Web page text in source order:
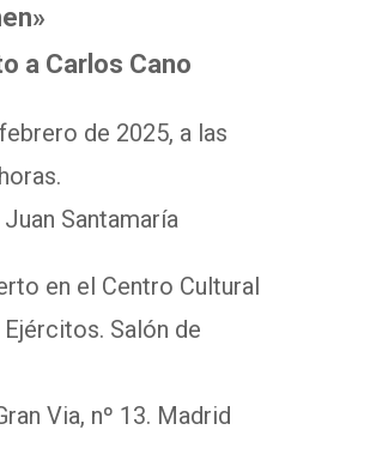
a Carlos Cano
de 2025, a las
Juan Santamaría
en el Centro Cultural
Salón de
Via, nº 13. Madrid